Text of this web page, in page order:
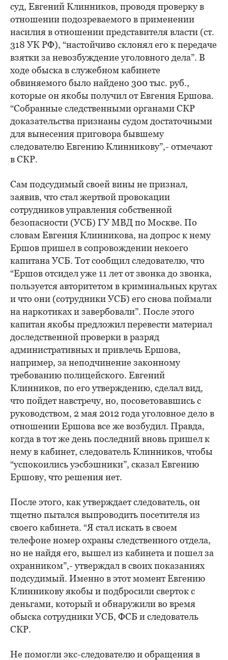
суд, Евгений Клинников, проводя проверку в
отношении подозреваемого в применении
насилия в отношении представителя власти (ст.
318 УК РФ), “настойчиво склонял его к передаче
взятки за невозбуждение уголовного дела”. В
ходе обыска в служебном кабинете
обвиняемого было найдено 300 тыс. руб.,
которые он якобы получил от Евгения Ершова.
“Собранные следственными органами СКР
доказательства признаны судом достаточными
для вынесения приговора бывшему
следователю Евгению Клинникову”,- отмечают
в СКР.
Сам подсудимый своей вины не признал,
заявив, что стал жертвой провокации
сотрудников управления собственной
безопасности (УСБ) ГУ МВД по Москве. По
словам Евгения Клинникова, на допрос к нему
Ершов пришел в сопровождении некоего
капитана УСБ. Тот сообщил следователю, что
“Ершов отсидел уже 11 лет от звонка до звонка,
пользуется авторитетом в криминальных кругах
и что они (сотрудники УСБ) его снова поймали
на наркотиках и завербовали”. После этого
капитан якобы предложил перевести материал
доследственной проверки в разряд
административных и привлечь Ершова,
например, за неподчинение законному
требованию полицейского. Евгений
Клинников, по его утверждению, сделал вид,
что пойдет навстречу, но, посоветовавшись с
руководством, 2 мая 2012 года уголовное дело в
отношении Ершова все же возбудил. Правда,
когда в тот же день последний вновь пришел к
нему в кабинет, следователь Клинников, чтобы
“успокоились уэсбэшники”, сказал Евгению
Ершову, что решения нет.
После этого, как утверждает следователь, он
тщетно пытался выпроводить посетителя из
своего кабинета. “Я стал искать в своем
телефоне номер охраны следственного отдела,
но не найдя его, вышел из кабинета и пошел за
охранником”,- утверждал в своих показаниях
подсудимый. Именно в этот момент Евгению
Клинникову якобы и подбросили сверток с
деньгами, который и обнаружили во время
обыска сотрудники УСБ, ФСБ и следователь
СКР.
Не помогли экс-следователю и обращения в